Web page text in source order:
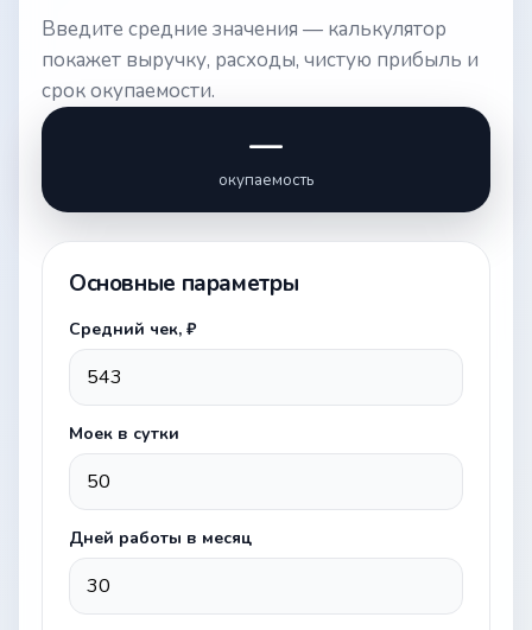
Введите средние значения — калькулятор
покажет выручку, расходы, чистую прибыль и
срок окупаемости.
—
окупаемость
Основные параметры
Средний чек, ₽
Моек в сутки
Дней работы в месяц